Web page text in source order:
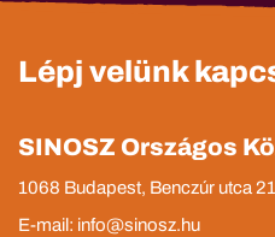
Lépj velünk
SINOSZ Országos
1068 Budapest, Benczúr utca
E-mail: info@sinosz.hu